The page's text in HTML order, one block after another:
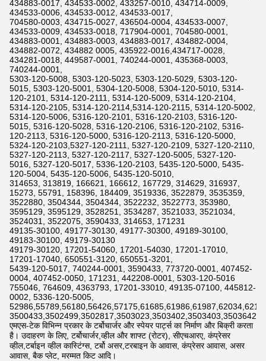
434883-0017, 434533-0002, 433257-0010, 434714-0009,
434533-0006, 434533-0012, 434533-0017,
704580-0003, 434715-0027, 436504-0004, 434533-0007,
434533-0009, 434533-0018, 717904-0001, 704580-0001,
434883-0001, 434883-0003, 434883-0017, 434882-0004,
434882-0072, 434882 0005, 435922-0016,434717-0028,
434281-0018, 449587-0001, 740244-0001, 435368-0003,
740244-0001,
5303-120-5008, 5303-120-5023, 5303-120-5029, 5303-120-
5015, 5303-120-5001, 5304-120-5008, 5304-120-5010, 5314-
120-2101, 5314-120-2111, 5314-120-5009, 5314-120-2104,
5314-120-2105, 5314-120-2114,5314-120-2115, 5314-120-5002,
5314-120-5006, 5316-120-2101, 5316-120-2103, 5316-120-
5015, 5316-120-5028, 5316-120-2106, 5316-120-2102, 5316-
120-2113, 5316-120-5000, 5316-120-2113, 5316-120-5000,
5324-120-2103,5327-120-2111, 5327-120-2109, 5327-120-2110,
5327-120-2113, 5327-120-2117, 5327-120-5005, 5327-120-
5016, 5327-120-5017, 5336-120-2103, 5435-120-5000, 5435-
120-5004, 5435-120-5006, 5435-120-5010,
314653, 313819, 166621, 166612, 167729, 314629, 316937,
15273, 55791, 158396, 184409, 3519336, 3522879, 3535359,
3522880, 3504344, 3504344, 3522232, 3522773, 353980,
3595129, 3595129, 3528251, 3534287, 3521033, 3521034,
3524031, 3522075, 3590433, 314653, 171231
49135-30100, 49177-30130, 49177-30300, 49189-30100,
49183-30100, 49179-30130
49179-30120, 17201-54060, 17201-54030, 17201-17010,
17201-17040, 650551-3120, 650551-3201,
5439-120-5017, 740244-0001, 3590433, 773720-0001, 407452-
0004, 407452-0050, 171231, 442208-0001, 5303-120-5016
755046, 764609, 4363793, 17201-33010, 49135-07100, 445812-
0002, 5336-120-5005,
एमएस-टेक विभिन्न प्रकार के टर्बोचार्जर और स्पेयर पार्ट्स का निर्माण और बिक्री करता
है। उदाहरण के लिए, टर्बोचार्जर,व्हील और शाफ्ट (रोटर), सीएचआरए, कंप्रेसर
व्हील,टर्बाइन व्हील कास्टिंग्स, टर्बो असर,टरबाइन के आवास, कंप्रेसर आवास, असर
आवास, बैक प्लेट, मरम्मत किट आदि।